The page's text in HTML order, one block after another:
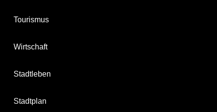
Tourismus
Wirtschaft
Stadtleben
Stadtplan